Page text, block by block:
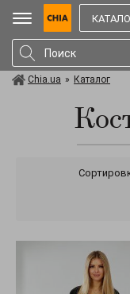
Chia.ua » Каталог